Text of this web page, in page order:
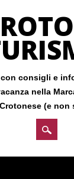
consigli e
nella
Crotonese (e non